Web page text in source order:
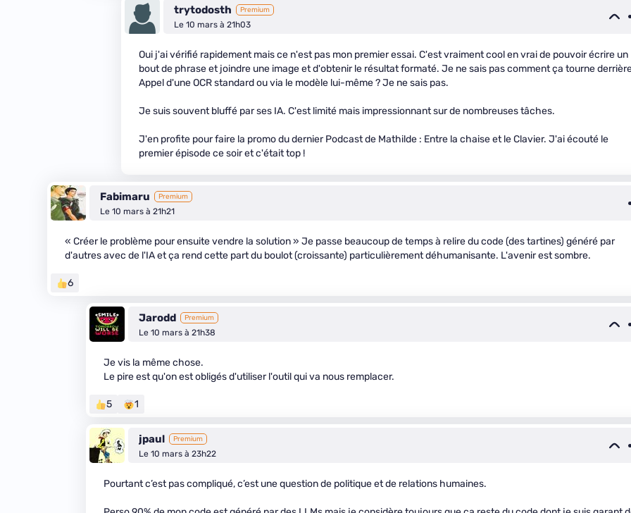
trytodosth Premium
Le 10 mars à 21h03
Oui j'ai vérifié rapidement mais ce n'est pas mon premier essai. C'est vraiment cool en vrai de pouvoir écrire un
bout de phrase et joindre une image et d'obtenir le résultat formaté. Je ne sais pas comment ça tourne
Appel d'une OCR standard ou via le modèle lui-même ? Je ne sais pas.
Je suis souvent bluffé par ses IA. C'est limité mais impressionnant sur de nombreuses tâches.
J'en profite pour faire la promo du dernier Podcast de Mathilde : Entre la chaise et le Clavier. J'ai écouté le
premier épisode ce soir et c'était top !
Fabimaru Premium
Le 10 mars à 21h21
« Créer le problème pour ensuite vendre la solution » Je passe beaucoup de temps à relire du code (des tartines) généré par
d'autres avec de l'IA et ça rend cette part du boulot (croissante) particulièrement déhumanisante. L'avenir est sombre.
6
Jarodd Premium
Le 10 mars à 21h38
Je vis la même chose.
Le pire est qu'on est obligés d'utiliser l'outil qui va nous remplacer.
5 1
jpaul Premium
Le 10 mars à 23h22
Pourtant c’est pas compliqué, c’est une question de politique et de relations humaines.